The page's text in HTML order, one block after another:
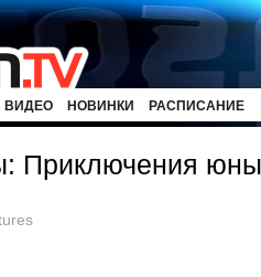
ВИДЕО НОВИНКИ РАСПИСАНИЕ
Приключения